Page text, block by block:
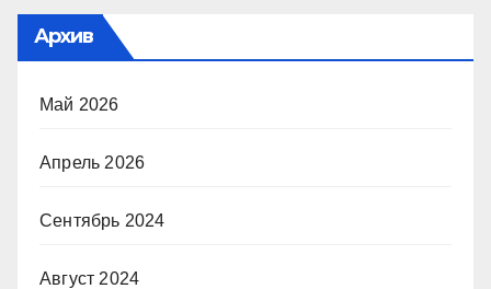
Архив
Май 2026
Апрель 2026
Сентябрь 2024
Август 2024